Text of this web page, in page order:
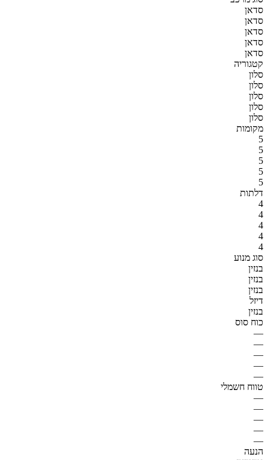
סדאן
סדאן
סדאן
סדאן
סדאן
קטגוריה
סלון
סלון
סלון
סלון
סלון
מקומות
5
5
5
5
5
דלתות
4
4
4
4
4
סוג מנוע
בנזין
בנזין
בנזין
דיזל
בנזין
כוח סוס
—
—
—
—
—
טווח חשמלי
—
—
—
—
—
הנעה